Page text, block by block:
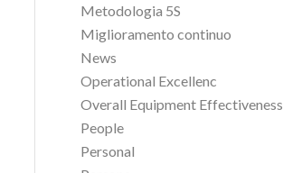
Metodologia 5S
Miglioramento continuo
News
Operational Excellenc
Overall Equipment Effectiveness
People
Personal